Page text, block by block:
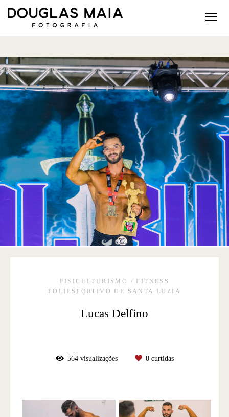
FISICULTURISMO / FITNESS
POLIESPORTIVO DE SANTA LUZIA
Lucas Delfino
564visualizações 0curtidas